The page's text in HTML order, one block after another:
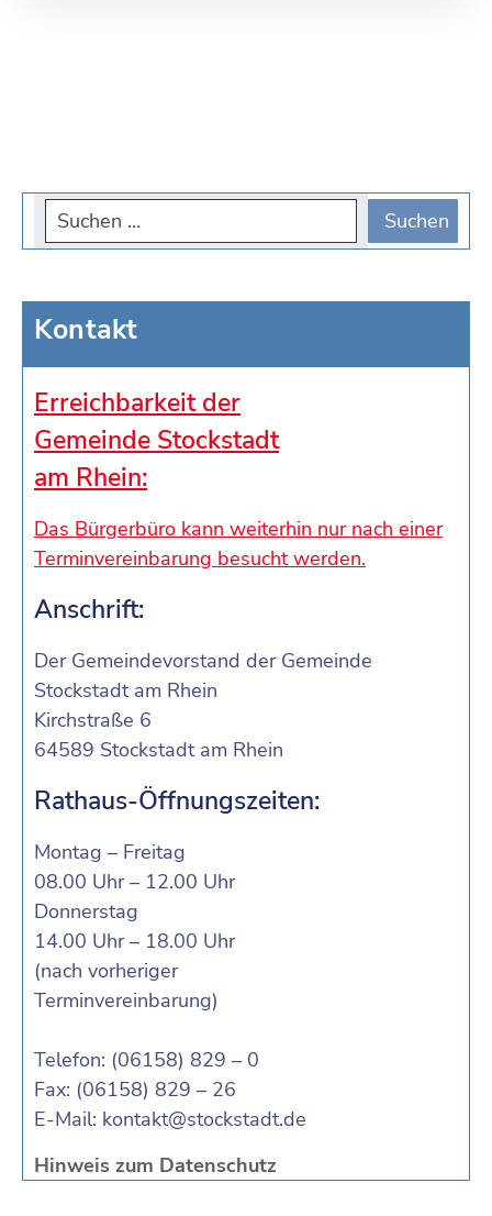
Kontakt
Erreichbarkeit der
Gemeinde Stockstadt
am Rhein:
Das Bürgerbüro kann weiterhin nur nach einer
Terminvereinbarung besucht werden.
Anschrift:
Der Gemeindevorstand der Gemeinde
Stockstadt am Rhein
Kirchstraße 6
64589 Stockstadt am Rhein
Rathaus-Öffnungszeiten:
Montag – Freitag
08.00 Uhr – 12.00 Uhr
Donnerstag
14.00 Uhr – 18.00 Uhr
(nach vorheriger
Terminvereinbarung)
Telefon: (06158) 829 – 0
Fax: (06158) 829 – 26
E-Mail: kontakt@stockstadt.de
Hinweis zum Datenschutz